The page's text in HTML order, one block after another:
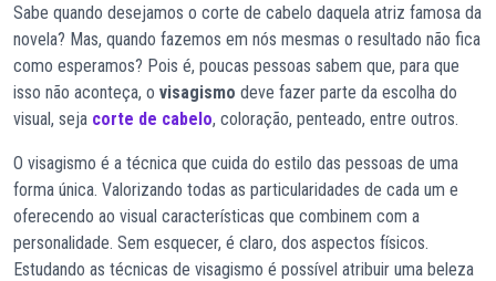
Sabe quando desejamos o corte de cabelo daquela atriz famosa da
novela? Mas, quando fazemos em nós mesmas o resultado não fica
como esperamos? Pois é, poucas pessoas sabem que, para que
isso não aconteça, o visagismo deve fazer parte da escolha do
visual, seja corte de cabelo, coloração, penteado, entre outros.
O visagismo é a técnica que cuida do estilo das pessoas de uma
forma única. Valorizando todas as particularidades de cada um e
oferecendo ao visual características que combinem com a
personalidade. Sem esquecer, é claro, dos aspectos físicos.
Estudando as técnicas de visagismo é possível atribuir uma beleza